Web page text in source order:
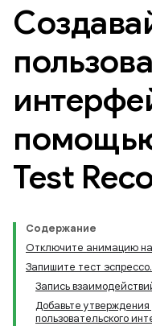
Test
Содержание
Отключите анимацию на
Запишите тест эспрессо.
Запись
Добавьте
пользовательского